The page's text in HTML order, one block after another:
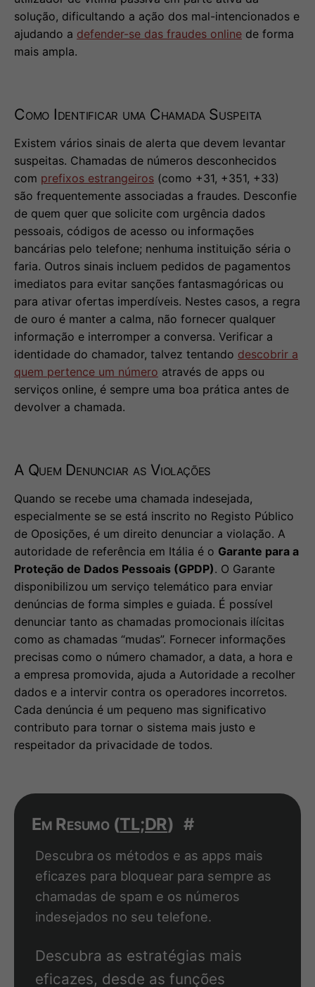
solução, dificultando a ação dos mal-intencionados e
ajudando a defender-se das fraudes online de forma
mais ampla.
Como Identificar uma Chamada Suspeita
Existem vários sinais de alerta que devem levantar
suspeitas. Chamadas de números desconhecidos
com prefixos estrangeiros (como +31, +351, +33)
são frequentemente associadas a fraudes. Desconfie
de quem quer que solicite com urgência dados
pessoais, códigos de acesso ou informações
bancárias pelo telefone; nenhuma instituição séria o
faria. Outros sinais incluem pedidos de pagamentos
imediatos para evitar sanções fantasmagóricas ou
para ativar ofertas imperdíveis. Nestes casos, a regra
de ouro é manter a calma, não fornecer qualquer
informação e interromper a conversa. Verificar a
identidade do chamador, talvez tentando descobrir a
quem pertence um número através de apps ou
serviços online, é sempre uma boa prática antes de
devolver a chamada.
A Quem Denunciar as Violações
Quando se recebe uma chamada indesejada,
especialmente se se está inscrito no Registo Público
de Oposições, é um direito denunciar a violação. A
autoridade de referência em Itália é o Garante para a
Proteção de Dados Pessoais (GPDP). O Garante
disponibilizou um serviço telemático para enviar
denúncias de forma simples e guiada. É possível
denunciar tanto as chamadas promocionais ilícitas
como as chamadas “mudas”. Fornecer informações
precisas como o número chamador, a data, a hora e
a empresa promovida, ajuda a Autoridade a recolher
dados e a intervir contra os operadores incorretos.
Cada denúncia é um pequeno mas significativo
contributo para tornar o sistema mais justo e
respeitador da privacidade de todos.
Em Resumo (TL;DR) #
Descubra os métodos e as apps mais
eficazes para bloquear para sempre as
chamadas de spam e os números
indesejados no seu telefone.
Descubra as estratégias mais
eficazes, desde as funções